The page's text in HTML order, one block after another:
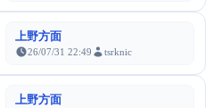
上野方面
26/07/31 22:49 tsrknic
上野方面